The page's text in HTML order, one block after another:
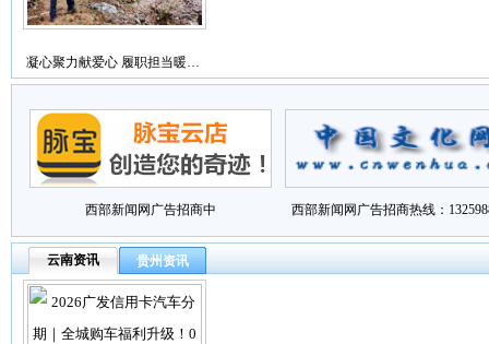
凝心聚力献爱心 履职担当暖…
西部新闻网广告招商中 西部新闻网广告招商热线：
云南资讯 贵州资讯